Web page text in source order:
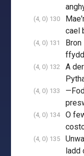
(4, 0) 130
cael
(4, 0) 131
ffydd
(4, 0) 132
A
(4, 0) 133
(4, 0) 134
O
(4, 0) 135
ladd